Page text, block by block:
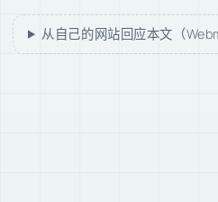
从自己的网站回应本文（